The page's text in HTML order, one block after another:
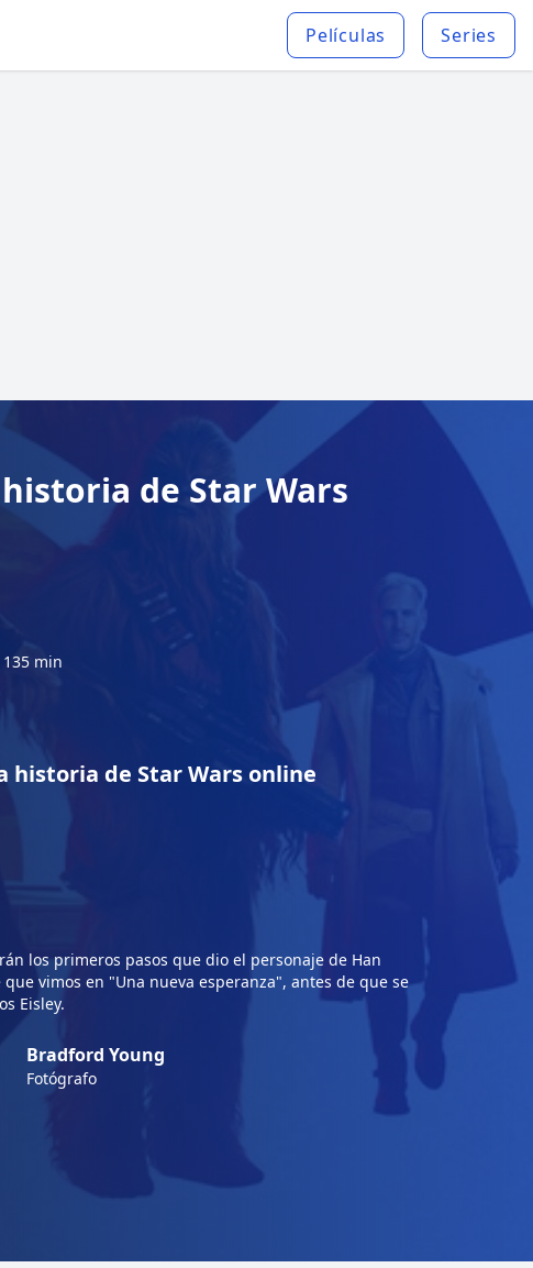
Películas Series
de Star Wars
135 min
historia de Star Wars online
los primeros pasos que dio el personaje de Han
vimos en "Una nueva esperanza", antes de que se
Eisley.
Bradford Young
Fotógrafo